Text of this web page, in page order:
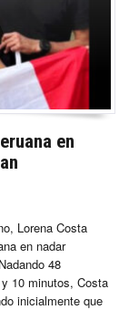
en
Lorena Costa
en nadar
48
10 minutos, Costa
inicialmente que